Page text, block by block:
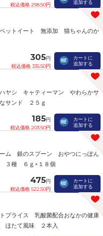
税込価格 258.50円
追加する
ペットイート 無添加 猫ちゃんのか
305円
税込価格 335.50円
カートに
追加する
ハヤシ キャティーマン やわらかサ
サンド ２５ｇ
185円
税込価格 203.50円
カートに
追加する
ーム 銀のスプーン おやつにっぽん
３種 ６ｇ×１８個
475円
税込価格 522.50円
カートに
追加する
プライス 乳酸菌配合おなかの健康
ほたて風味 ２本入